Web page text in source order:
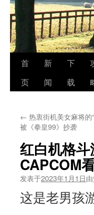
首
页
新
闻
下
载
← 热衷街机美女麻将的
被《拳皇99》抄袭
红白机格
CAPCOM
发表于2023年1月1日由
这是老男孩